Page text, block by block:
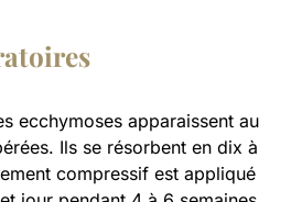
ecchymoses apparaissent au
Ils se résorbent en dix à
compressif est appliqué